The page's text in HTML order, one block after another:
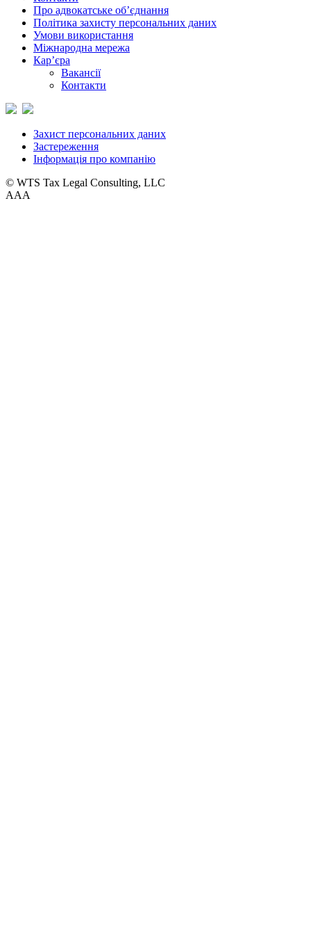
Про адвокатське об’єднання
Політика захисту персональних даних
Умови використання
Міжнародна мережа
Кар’єра
Вакансії
Контакти
Захист персональних даних
Застереження
Інформація про компанію
© WTS Tax Legal Consulting, LLC
AAA